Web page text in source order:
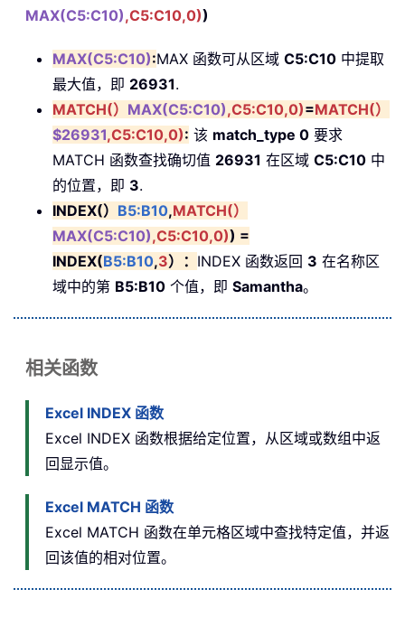
MAX(C5:C10),C5:C10,0))
MAX(C5:C10):MAX 函数可从区域 C5:C10 中提取
最大值，即 26931.
MATCH(） MAX(C5:C10),C5:C10,0)=MATCH(）
$26931,C5:C10,0): 该 match_type 0 要求
MATCH 函数查找确切值 26931 在区域 C5:C10 中
的位置，即 3.
INDEX(） B5:B10,MATCH(）
MAX(C5:C10),C5:C10,0)) =
INDEX(B5:B10,3）： INDEX 函数返回 3 在名称区
域中的第 B5:B10 个值，即 Samantha。
相关函数
Excel INDEX 函数
Excel INDEX 函数根据给定位置，从区域或数组中返
回显示值。
Excel MATCH 函数
Excel MATCH 函数在单元格区域中查找特定值，并返
回该值的相对位置。